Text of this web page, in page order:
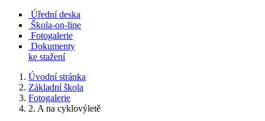
Úřední deska
Škola-on-line
Fotogalerie
Dokumenty
ke stažení
Úvodní stránka
Základní škola
Fotogalerie
2. A na cyklovýletě